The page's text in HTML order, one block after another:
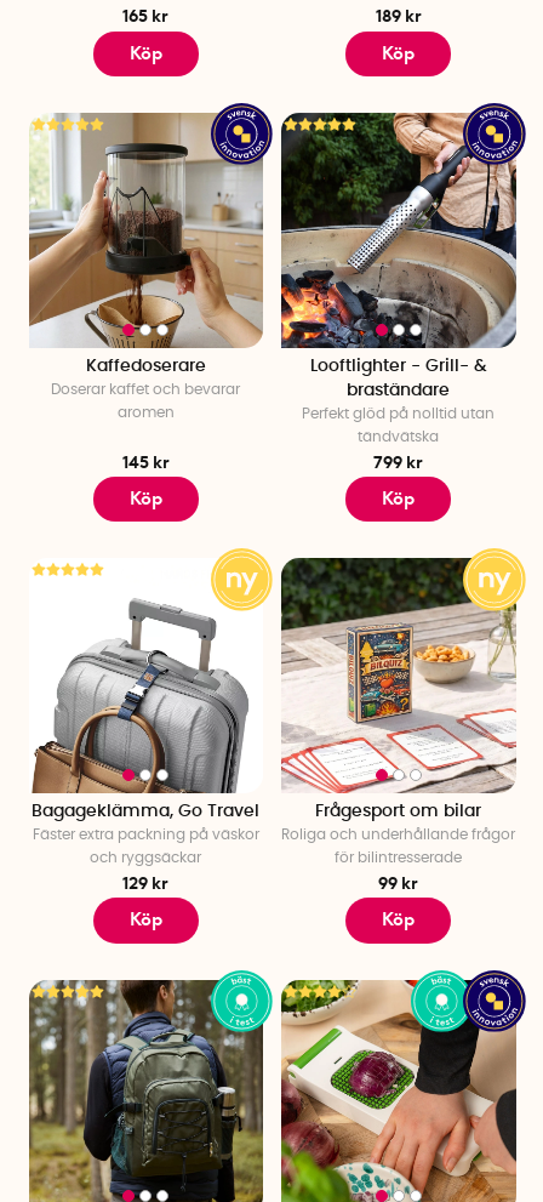
165 kr
Köp
189 kr
Köp
Kaffedoserare
Doserar kaffet och bevarar
aromen
145 kr
Köp
Looftlighter - Grill- &
braständare
Perfekt glöd på nolltid utan
tändvätska
799 kr
Köp
Bagageklämma, Go Travel
Fäster extra packning på väskor
och ryggsäckar
129 kr
Köp
Frågesport om bilar
Roliga och underhållande frågor
för bilintresserade
99 kr
Köp